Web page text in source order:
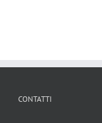
CONTATTI